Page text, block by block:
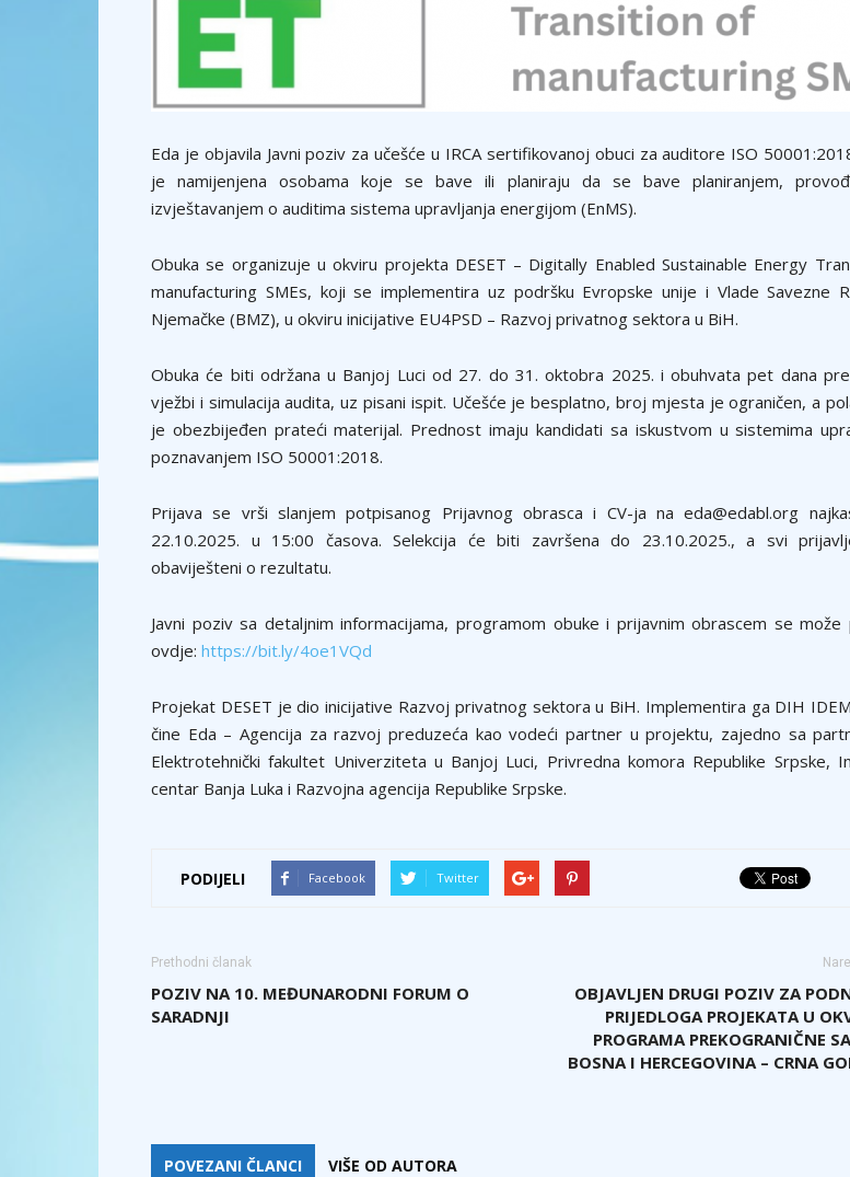
Eda je objavila Javni poziv za učešće u IRCA sertifikovanoj obuci za auditore ISO
je namijenjena osobama koje se bave ili planiraju da se bave planiranjem,
izvještavanjem o auditima sistema upravljanja energijom (EnMS).
Obuka se organizuje u okviru projekta DESET – Digitally Enabled Sustainable Energy
manufacturing SMEs, koji se implementira uz podršku Evropske unije i Vlade Savezne
Njemačke (BMZ), u okviru inicijative EU4PSD – Razvoj privatnog sektora u BiH.
Obuka će biti održana u Banjoj Luci od 27. do 31. oktobra 2025. i obuhvata pet dana
vježbi i simulacija audita, uz pisani ispit. Učešće je besplatno, broj mjesta je ograničen, a
je obezbijeđen prateći materijal. Prednost imaju kandidati sa iskustvom u sistemima
poznavanjem ISO 50001:2018.
Prijava se vrši slanjem potpisanog Prijavnog obrasca i CV-ja na eda@edabl.org
22.10.2025. u 15:00 časova. Selekcija će biti završena do 23.10.2025., a svi
obaviješteni o rezultatu.
Javni poziv sa detaljnim informacijama, programom obuke i prijavnim obrascem se može
ovdje: https://bit.ly/4oe1VQd
Projekat DESET je dio inicijative Razvoj privatnog sektora u BiH. Implementira ga DIH
čine Eda – Agencija za razvoj preduzeća kao vodeći partner u projektu, zajedno sa
Elektrotehnički fakultet Univerziteta u Banjoj Luci, Privredna komora Republike Srpske,
centar Banja Luka i Razvojna agencija Republike Srpske.
PODIJELI Facebook Twitter
Prethodni članak
POZIV NA 10. MEĐUNARODNI FORUM O
SARADNJI
OBJAVLJEN DRUGI POZIV ZA
PRIJEDLOGA PROJEKATA U
PROGRAMA PREKOGRANIČNE
BOSNA I HERCEGOVINA – CRNA
POVEZANI ČLANCI VIŠE OD AUTORA